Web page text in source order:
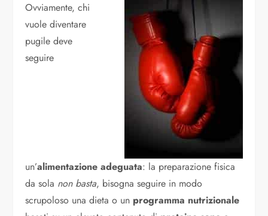
Ovviamente, chi
vuole diventare
pugile deve
seguire
un’alimentazione adeguata: la preparazione fisica
da sola non basta, bisogna seguire in modo
scrupoloso una dieta o un programma nutrizionale